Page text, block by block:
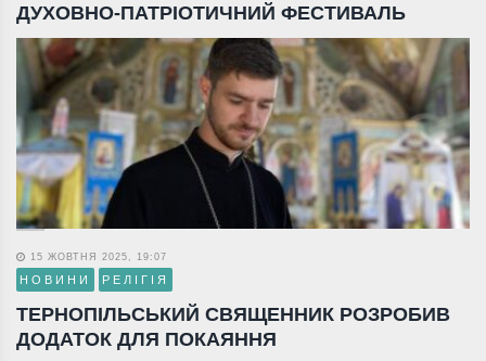
ДУХОВНО-ПАТРІОТИЧНИЙ ФЕСТИВАЛЬ
15 ЖОВТНЯ 2025, 19:07
НОВИНИ РЕЛІГІЯ
ТЕРНОПІЛЬСЬКИЙ СВЯЩЕННИК РОЗРОБИВ
ДОДАТОК ДЛЯ ПОКАЯННЯ